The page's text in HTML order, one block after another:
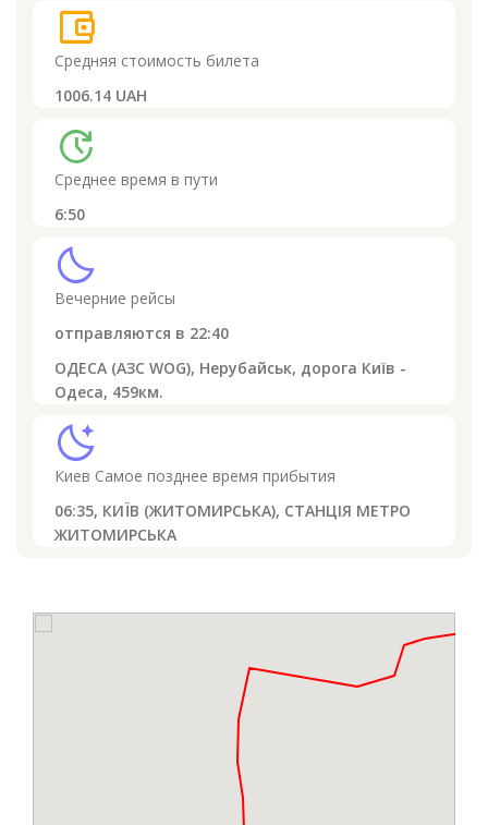
account_balance_wallet
Средняя стоимость билета
1006.14 UAH
update
Среднее время в пути
6:50
clear_night
Вечерние рейсы
отправляются в 22:40
ОДЕСА (АЗС WOG), Нерубайськ, дорога Київ -
Одеса, 459км.
sleep
Киев Самое позднее время прибытия
06:35, КИЇВ (ЖИТОМИРСЬКА), СТАНЦІЯ МЕТРО
ЖИТОМИРСЬКА